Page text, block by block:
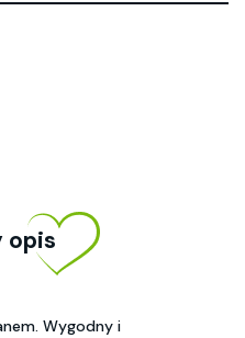
opis
Wygodny i